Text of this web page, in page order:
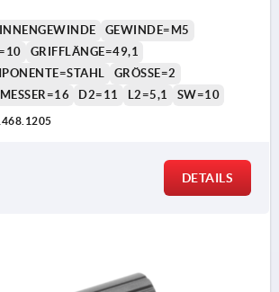
GEWINDE=M5
GRIFFLÄNGE=49,1
GRÖSSE=2
D2=11 L2=5,1 SW=10
DETAILS